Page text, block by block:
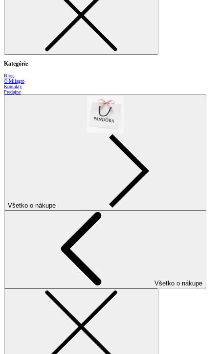
Kategórie
Blog
O Milagro
Kontakty
Predajne
Všetko o nákupe
Všetko o nákupe